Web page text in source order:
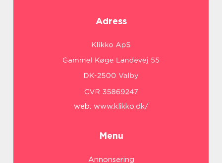
Adress
web: www.klikko.dk/
Menu
Annonsering